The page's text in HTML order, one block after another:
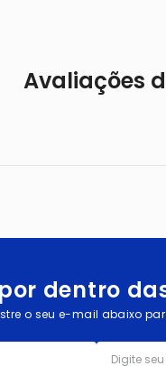
Avaliações
dentro
o seu e-mail abaixo